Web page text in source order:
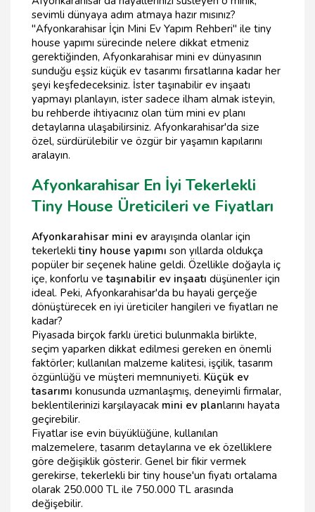
sevimli dünyaya adım atmaya hazır mısınız?
"Afyonkarahisar İçin Mini Ev Yapım Rehberi" ile tiny
house yapımı sürecinde nelere dikkat etmeniz
gerektiğinden, Afyonkarahisar mini ev dünyasının
sunduğu eşsiz küçük ev tasarımı fırsatlarına kadar her
şeyi keşfedeceksiniz. İster taşınabilir ev inşaatı
yapmayı planlayın, ister sadece ilham almak isteyin,
bu rehberde ihtiyacınız olan tüm mini ev planı
detaylarına ulaşabilirsiniz. Afyonkarahisar'da size
özel, sürdürülebilir ve özgür bir yaşamın kapılarını
aralayın.
Afyonkarahisar En İyi Tekerlekli
Tiny House Üreticileri ve Fiyatları
Afyonkarahisar mini ev arayışında olanlar için
tekerleklitiny house yapımı son yıllarda oldukça
popüler bir seçenek haline geldi. Özellikle doğayla iç
içe, konforlu vetaşınabilir ev inşaatı düşünenler için
ideal. Peki, Afyonkarahisar'da bu hayali gerçeğe
dönüştürecek en iyi üreticiler hangileri ve fiyatları ne
kadar?
Piyasada birçok farklı üretici bulunmakla birlikte,
seçim yaparken dikkat edilmesi gereken en önemli
faktörler; kullanılan malzeme kalitesi, işçilik, tasarım
özgünlüğü ve müşteri memnuniyeti. Küçük ev
tasarımı konusunda uzmanlaşmış, deneyimli firmalar,
beklentilerinizi karşılayacak mini ev planlarını hayata
geçirebilir.
Fiyatlar ise evin büyüklüğüne, kullanılan
malzemelere, tasarım detaylarına ve ek özelliklere
göre değişiklik gösterir. Genel bir fikir vermek
gerekirse, tekerlekli bir tiny house'un fiyatı ortalama
olarak 250.000 TL ile 750.000 TL arasında
değişebilir.